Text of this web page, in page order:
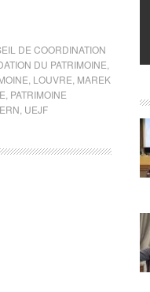
DE COORDINATION
DU PATRIMOINE
LOUVRE MAREK
PATRIMOINE
UEJF